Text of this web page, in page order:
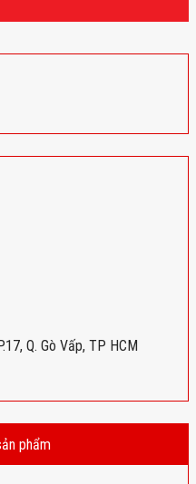
Q. Gò Vấp, TP HCM
phẩm